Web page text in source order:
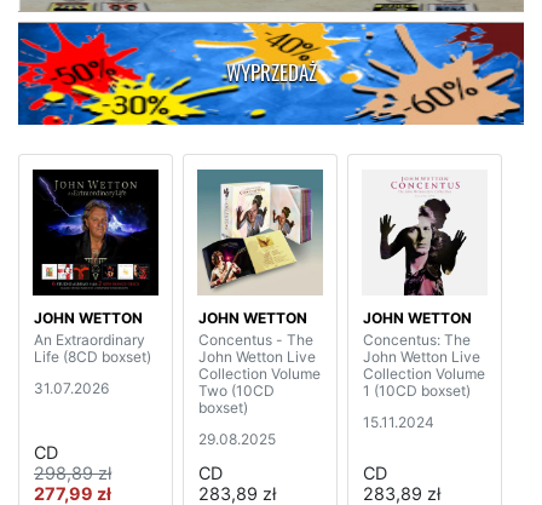
WYPRZEDAŻ
JOHN WETTON
An Extraordinary
Life (8CD boxset)
31.07.2026
CD
298,89 zł
277,99 zł
JOHN WETTON
Concentus - The
John Wetton Live
Collection Volume
Two (10CD
boxset)
29.08.2025
CD
283,89 zł
JOHN WETTON
Concentus: The
John Wetton Live
Collection Volume
1 (10CD boxset)
15.11.2024
CD
283,89 zł